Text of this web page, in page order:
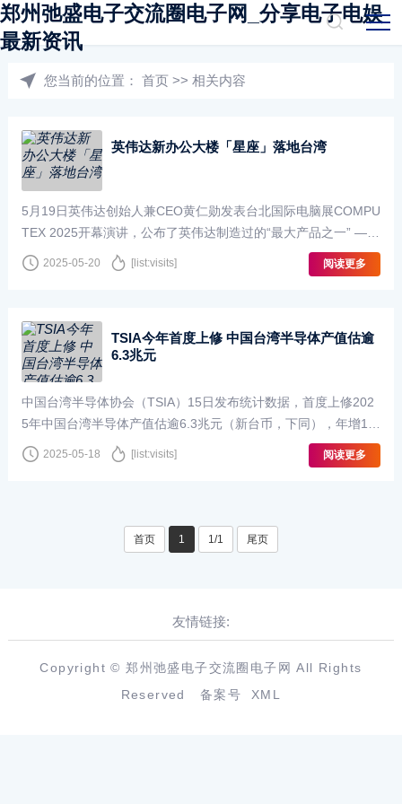
郑州弛盛电子交流圈电子网_分享电子电娱
最新资讯
您当前的位置： 首页 >> 相关内容
英伟达新办公大楼「星座」落地台湾
5月19日英伟达创始人兼CEO黄仁勋发表台北国际电脑展COMPU
TEX 2025开幕演讲，公布了英伟达制造过的“最大产品之一” ——
中国台湾新办公大楼NVIDIA Constellation（英伟达星座），设在
台北的北投士林。从公布的渲染图···
2025-05-20 [list:visits] 阅读更多
TSIA今年首度上修 中国台湾半导体产值估逾
6.3兆元
中国台湾半导体协会（TSIA）15日发布统计数据，首度上修202
5年中国台湾半导体产值估逾6.3兆元（新台币，下同），年增19.
1%，其中晶圆代工年成长幅度高达23.8%居冠。 中国台湾半导体
协会今年2月引用工研院产科国际所最···
2025-05-18 [list:visits] 阅读更多
首页 1 1/1 尾页
友情链接:
Copyright © 郑州弛盛电子交流圈电子网 All Rights
Reserved备案号 XML